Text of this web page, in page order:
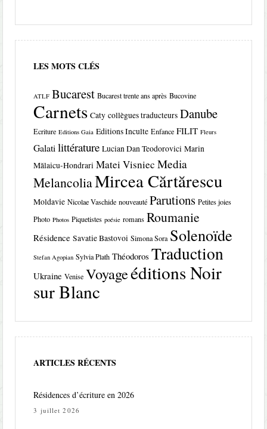
LES MOTS CLÉS
ATLF Bucarest Bucarest trente ans après Bucovine
Carnets Caty collègues traducteurs Danube
Ecriture Editions Gaia Editions Inculte Enfance FILIT Fleurs
Galati littérature Lucian Dan Teodorovici Marin
Mălaicu-Hondrari Matei Visniec Media
MelancoliaMircea Cărtărescu
Moldavie Nicolae Vaschide nouveauté Parutions Petites joies
Photo Photos Piquetistes poésie romans Roumanie
Résidence Savatie Bastovoi Simona Sora Solenoïde
Stefan Agopian Sylvia Plath Théodoros Traduction
Ukraine Venise Voyageéditions Noir
sur Blanc
ARTICLES RÉCENTS
Résidences d’écriture en 2026
3 juillet 2026